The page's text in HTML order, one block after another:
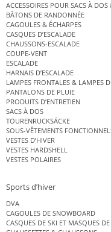
ACCESSOIRES POUR SACS À DOS
BÂTONS DE RANDONNÉE
CAGOULES & ÉCHARPES
CASQUES D’ESCALADE
CHAUSSONS-ESCALADE
COUPE-VENT
ESCALADE
HARNAIS D’ESCALADE
LAMPES FRONTALES & LAMPES
PANTALONS DE PLUIE
PRODUITS D’ENTRETIEN
SACS À DOS
TOURENRUCKSÄCKE
SOUS-VÊTEMENTS
VESTES D’HIVER
VESTES HARDSHELL
VESTES POLAIRES
Sports d’hiver
DVA
CAGOULES DE SNOWBOARD
CASQUES DE SKI ET MASQUES DE